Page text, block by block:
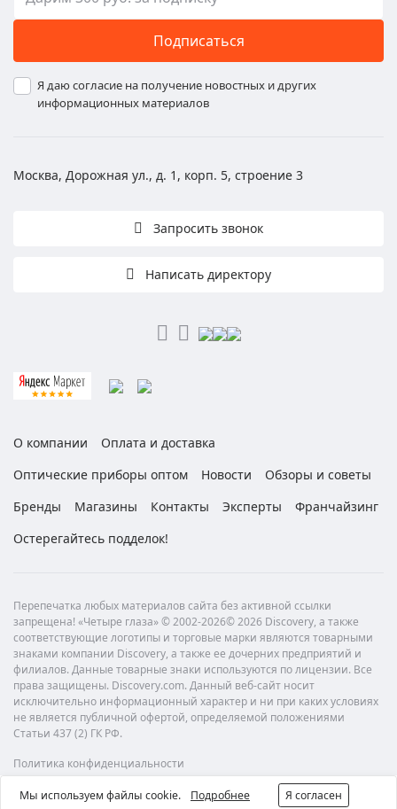
Подписаться
Я даю согласие на получение новостных и других
информационных материалов
Москва, Дорожная ул., д. 1, корп. 5, строение 3
Запросить звонок
Написать директору
О компании
Оплата и доставка
Оптические приборы оптом
Новости
Обзоры и советы
Бренды
Магазины Контакты Эксперты
Франчайзинг
Остерегайтесь подделок!
Перепечатка любых материалов сайта без активной ссылки
запрещена! «Четыре глаза» © 2002-2026© 2026 Discovery, а также
соответствующие логотипы и торговые марки являются товарными
знаками компании Discovery, а также ее дочерних предприятий и
филиалов. Данные товарные знаки используются по лицензии. Все
права защищены. Discovery.com. Данный веб-сайт носит
исключительно информационный характер и ни при каких условиях
не является публичной офертой, определяемой положениями
Статьи 437 (2) ГК РФ.
Политика конфиденциальности
Мы используем файлы cookie. Подробнее Я согласен